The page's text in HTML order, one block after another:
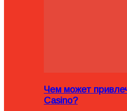
Чем может
Casino?